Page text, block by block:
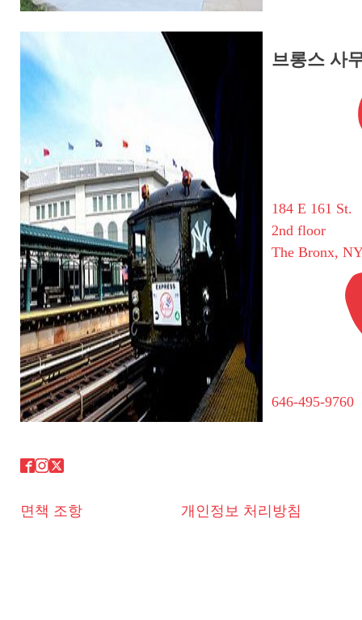
브롱스 사
184 E 161 St.
2nd floor
The Bronx,
646-495-9760
면책 조항 개인정보 처리방침